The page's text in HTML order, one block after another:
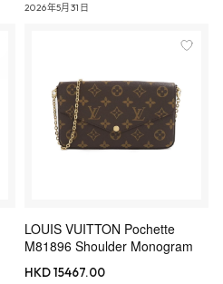
2026年5月31日
LOUIS VUITTON Pochette
M81896 Shoulder Monogram
HKD 15467.00